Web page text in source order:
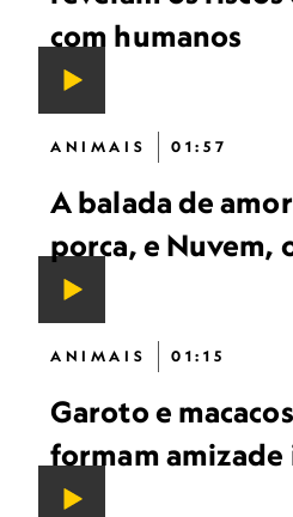
com humanos
ANIMAIS 01:57
A balada de
porca, e Nuvem,
ANIMAIS 01:15
Garoto e
formam amizade